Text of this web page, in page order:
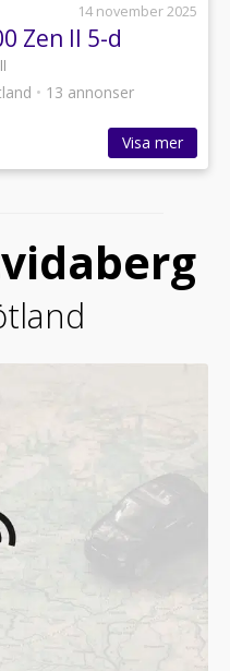
14 november 2025
Zen II 5-d
• 13 annonser
Visa mer